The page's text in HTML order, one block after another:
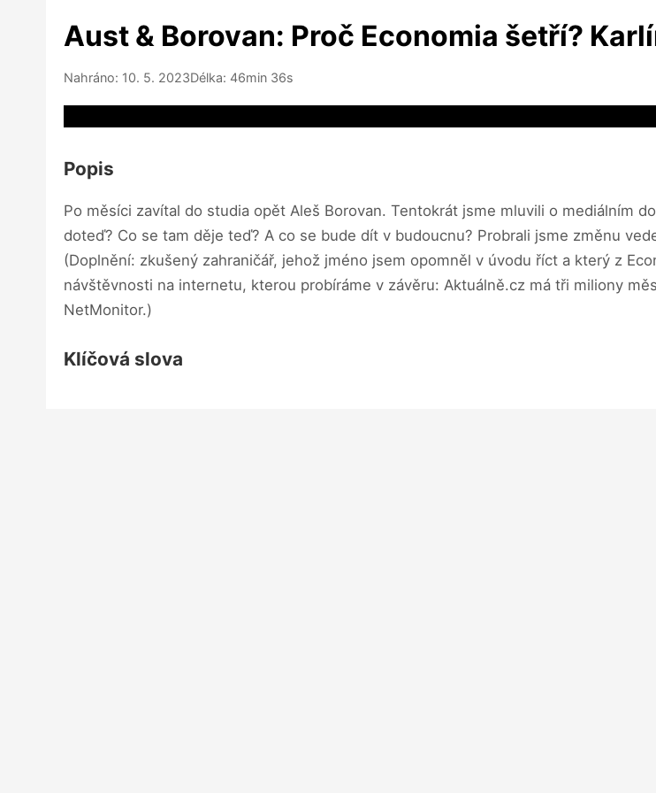
Aust & Borovan: Proč Economia šetří?
Nahráno: 10. 5. 2023Délka: 46min 36s
Popis
Po měsíci zavítal do studia opět Aleš Borovan. Tentokrát jsme mluvili o mediálním
doteď? Co se tam děje teď? A co se bude dít v budoucnu? Probrali jsme změnu
(Doplnění: zkušený zahraničář, jehož jméno jsem opomněl v úvodu říct a který z
návštěvnosti na internetu, kterou probíráme v závěru: Aktuálně.cz má tři miliony
NetMonitor.)
Klíčová slova